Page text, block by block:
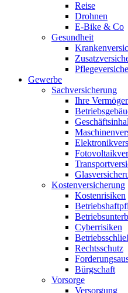
Reise
Drohnen
E-Bike & Co
Gesundheit
Gewerbe
Sachversicherung
Ihre
Kostenversicherung
Kostenrisiken
Cyberrisiken
Rechtsschutz
Bürgschaft
Vorsorge
Versorgung